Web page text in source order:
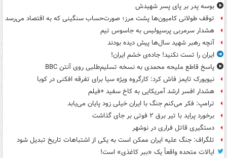
بوسه‌ پدر بر پای پسر شهیدش
توقف طولانی کامیون‌ها پشت مرز؛ صورت‌حساب سنگینی که به اقتصاد می‌رسد
هشدار سرمربی پرسپولیس به جاسوس تیم
آنچه رهبر شهید سال‌ها پیش دیده بودند
ایران را تست نکنید! جاده‌ی خشم ایران!
پاسخ قاطع ملیحه محمدی به نسخه تسلیم‌طلبی روی آنتن BBC
نیویورک تایمز فاش کرد: کارگروه ویژه سیا برای تفرقه افکنی در کوبا
هشدار افسر ارشد آمریکایی به کاخ سفید +فیلم
ترامپ: فکر می‌کنم جنگ با ایران خیلی زود پایان می‌یابد
برخورد پراید با تیر برق ۲ فوتی بر جای گذاشت
دستگیری قاتل فراری در نوشهر
تلگراف: جنگ علیه ایران ممکن است به یکی از اشتباهات تاریخ تبدیل شود
ایالات متحده واقعاً یک «ببر کاغذی» است!